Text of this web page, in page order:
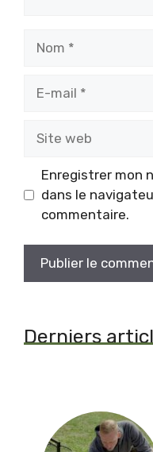
mail
web
Enregistrer mon
dans le
commentaire.
Derniers